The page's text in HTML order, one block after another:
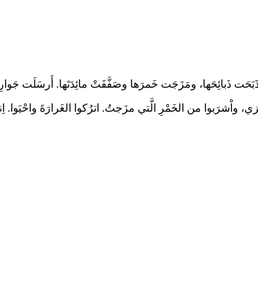
ذَبَحَت ذَبائِحَها، ومَزَجَت خَمرَها وصَفَّفَتْ مائِدَتَها. أَرسَلَت
واْشرَبوا من الخَمْرِ الَّتي مزَجتُ. اترُكوا الغَرارَةَ واحْيَوا.